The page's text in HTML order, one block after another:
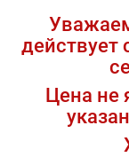
действует
Цена не